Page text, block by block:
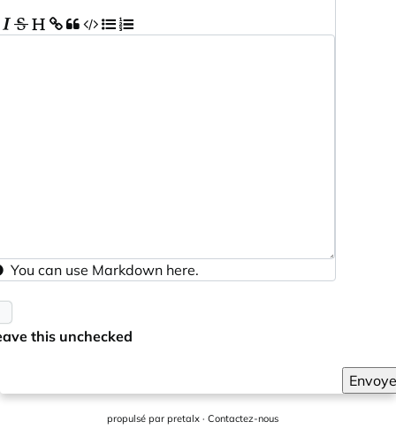
You can use Markdown here.
this unchecked
propulsé par pretalx · Contactez-nous